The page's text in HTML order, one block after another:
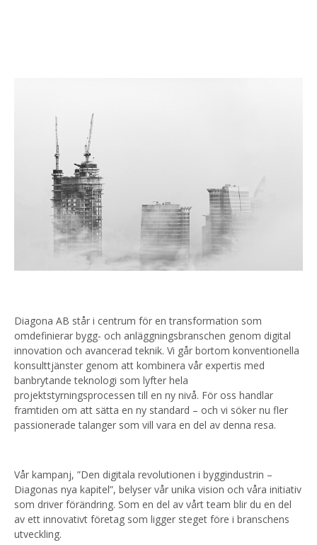
Diagona AB står i centrum för en transformation som
omdefinierar bygg- och anläggningsbranschen genom digital
innovation och avancerad teknik. Vi går bortom konventionella
konsulttjänster genom att kombinera vår expertis med
banbrytande teknologi som lyfter hela
projektstyrningsprocessen till en ny nivå. För oss handlar
framtiden om att sätta en ny standard – och vi söker nu fler
passionerade talanger som vill vara en del av denna resa.
Vår kampanj, ”Den digitala revolutionen i byggindustrin –
Diagonas nya kapitel”, belyser vår unika vision och våra initiativ
som driver förändring. Som en del av vårt team blir du en del
av ett innovativt företag som ligger steget före i branschens
utveckling.